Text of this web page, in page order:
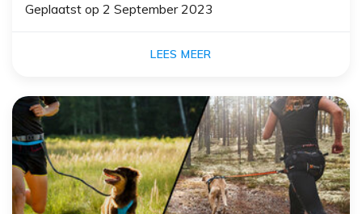
Geplaatst op 2 September 2023
LEES MEER